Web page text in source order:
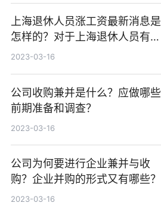
上海退休人员涨工资最新消息是
怎样的？对于上海退休人员有哪
些规定？
2023-03-16
公司收购兼并是什么？应做哪些
前期准备和调查？
2023-03-16
公司为何要进行企业兼并与收
购？企业并购的形式又有哪些？
2023-03-16